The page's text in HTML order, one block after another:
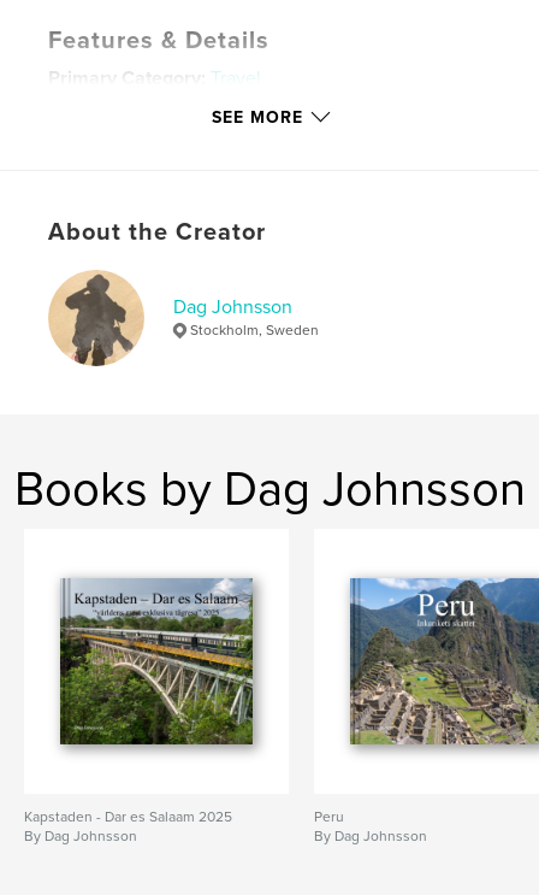
Features & Details
Primary Category:
Travel
Large Format Landscape, 13×11 in,
LanguageSwedish
Keywords
Sikkim , Bhutan , Thimphu
SEE MORE
About the Creator
Dag Johnsson
Stockholm, Sweden
Books by Dag Johnsson
Kapstaden - Dar es Salaam 2025
By Dag Johnsson
Peru
By Dag Johnsson